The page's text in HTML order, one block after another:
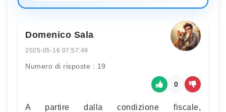
Domenico Sala
2025-05-16 07:57:49
Numero di risposte : 19
0
A partire dalla condizione fiscale,